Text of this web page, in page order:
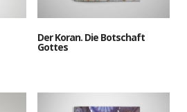
Der Koran. Die Botschaft
Gottes